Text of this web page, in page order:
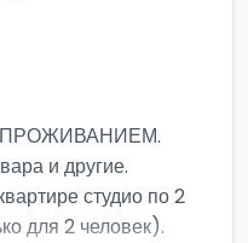
и другие.
студио по 2
для 2 человек).